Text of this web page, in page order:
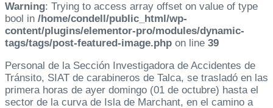
Warning: Trying to access array offset on value of type
bool in /home/condell/public_html/wp-
content/plugins/elementor-pro/modules/dynamic-
tags/tags/post-featured-image.php on line 39
Personal de la Sección Investigadora de Accidentes de
Tránsito, SIAT de carabineros de Talca, se trasladó en las
primera horas de ayer domingo (01 de octubre) hasta el
sector de la curva de Isla de Marchant, en el camino a